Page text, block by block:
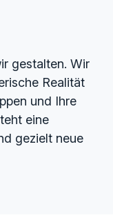
gestalten. Wir
Realität
und Ihre
eine
gezielt neue